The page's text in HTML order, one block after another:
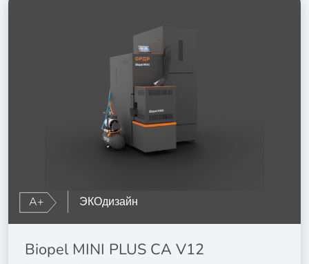
A+ ЭКОдизайн
Biopel MINI PLUS CA V12